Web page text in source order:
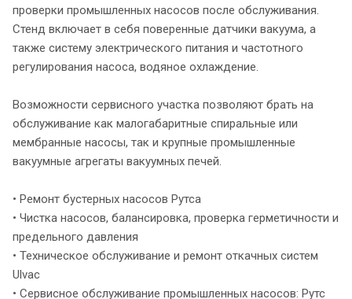
проверки промышленных насосов после обслуживания.
Стенд включает в себя поверенные датчики вакуума, а
также систему электрического питания и частотного
регулирования насоса, водяное охлаждение.
Возможности сервисного участка позволяют брать на
обслуживание как малогабаритные спиральные или
мембранные насосы, так и крупные промышленные
вакуумные агрегаты вакуумных печей.
• Ремонт бустерных насосов Рутса
• Чистка насосов, балансировка, проверка герметичности и
предельного давления
• Техническое обслуживание и ремонт откачных систем
Ulvac
• Сервисное обслуживание промышленных насосов: Рутс